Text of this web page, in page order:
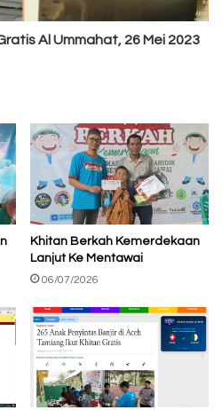
Al Ummahat, 26 Mei 2023
Khitan Berkah Kemerdekaan
Lanjut Ke Mentawai
06/07/2026